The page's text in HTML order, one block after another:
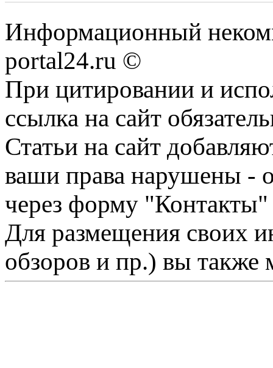
Информационный
portal24.ru ©
При цитировании и
ссылка на сайт
Статьи на сайт
ваши права нарушены -
через форму "Контакты"
Для размещения своих
обзоров и пр.) вы также